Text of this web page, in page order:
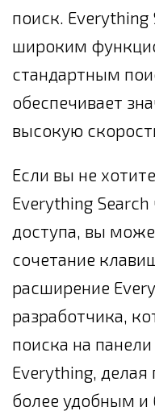
поиск. Everything
широким
стандартным
обеспечивает
высокую
Если вы не
Everything
доступа, вы
сочетание
расширение
разработчика,
поиска на
Everything,
более удобным